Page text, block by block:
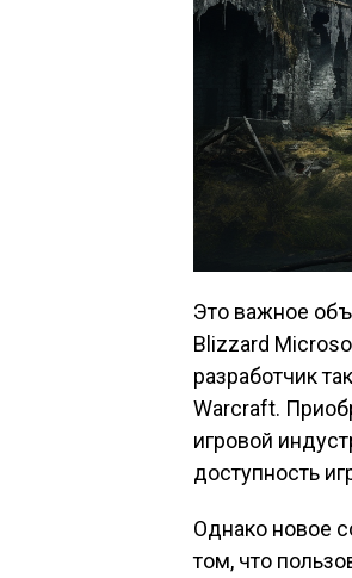
Это важное
Blizzard
разработчик
Warcraft.
игровой
доступность
Однако новое
том, что